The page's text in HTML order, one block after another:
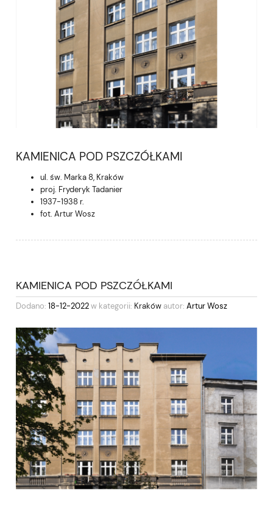
KAMIENICA POD PSZCZÓŁKAMI
ul. św. Marka 8, Kraków
proj. Fryderyk Tadanier
1937-1938 r.
fot. Artur Wosz
KAMIENICA POD PSZCZÓŁKAMI
Dodano: 18-12-2022w kategorii: Kraków autor: Artur Wosz